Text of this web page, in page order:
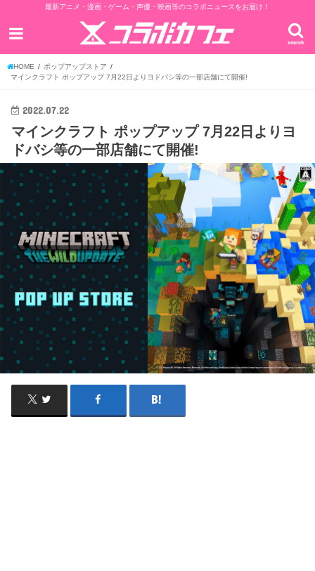
最新アニメ・漫画・ゲーム・声優・映画等のコラボニュースをお届け！
search
HOME
ポップアップストア
マインクラフト ポップアップ 7月22日よりヨドバシ等の一部店舗にて開催!
2022.07.22
マインクラフト ポップアップ 7月22日よりヨ
ドバシ等の一部店舗にて開催!